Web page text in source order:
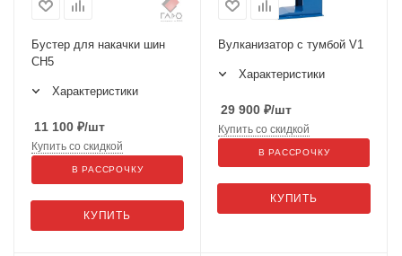
Бустер для накачки шин
CH5
Характеристики
11 100 ₽/шт
КУПИТЬ
Купить со скидкой
В РАССРОЧКУ
Вулканизатор с тумбой V1
Характеристики
29 900 ₽/шт
КУПИТЬ
Купить со скидкой
В РАССРОЧКУ